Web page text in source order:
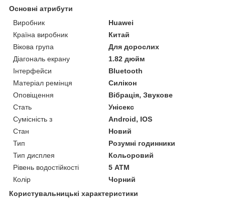
Основні атрибути
Виробник
Huawei
Країна виробник
Китай
Вікова група
Для дорослих
Діагональ екрану
1.82 дюйм
Інтерфейси
Bluetooth
Матеріал ремінця
Силікон
Оповіщення
Вібрація, Звукове
Стать
Унісекс
Сумісність з
Android, IOS
Стан
Новий
Тип
Розумні годинники
Тип дисплея
Кольоровий
Рівень водостійкості
5 АТМ
Колір
Чорний
Користувальницькі характеристики